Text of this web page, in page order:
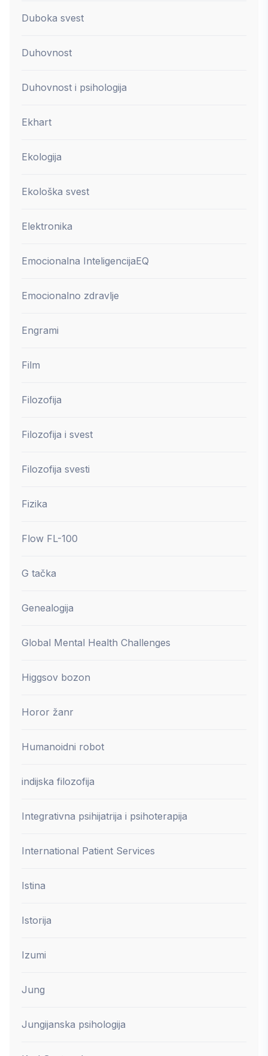
Duboka svest
Duhovnost
Duhovnost i psihologija
Ekhart
Ekologija
Ekološka svest
Elektronika
Emocionalna InteligencijaEQ
Emocionalno zdravlje
Engrami
Film
Filozofija
Filozofija i svest
Filozofija svesti
Fizika
Flow FL-100
G tačka
Genealogija
Global Mental Health Challenges
Higgsov bozon
Horor žanr
Humanoidni robot
indijska filozofija
Integrativna psihijatrija i psihoterapija
International Patient Services
Istina
Istorija
Izumi
Jung
Jungijanska psihologija